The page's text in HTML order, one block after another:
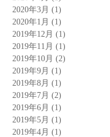
2020年3月 (1)
2020年1月 (1)
2019年12月 (1)
2019年11月 (1)
2019年10月 (2)
2019年9月 (1)
2019年8月 (1)
2019年7月 (2)
2019年6月 (1)
2019年5月 (1)
2019年4月 (1)